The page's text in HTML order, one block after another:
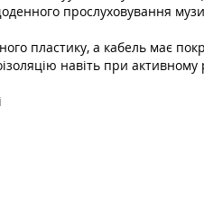
прослуховування
пластику, а кабель має
навіть при активному